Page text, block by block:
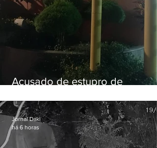
Acusado de estupro de
Jornal Daki
há 6 horas